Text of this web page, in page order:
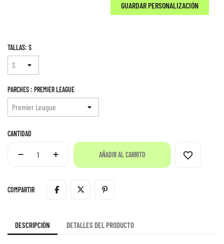
GUARDAR PERSONALIZACIÓN
TALLAS: S
PARCHES : PREMIER LEAGUE
CANTIDAD
AÑADIR AL CARRITO favorite_border
COMPARTIR
DESCRIPCIÓN DETALLES DEL PRODUCTO